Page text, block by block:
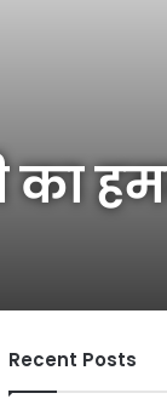
का
Recent Posts